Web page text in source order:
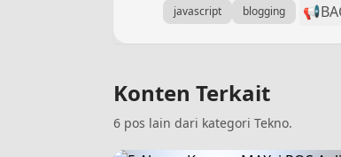
javascript blogging
Konten Terkait
6 pos lain dari kategori Tekno.